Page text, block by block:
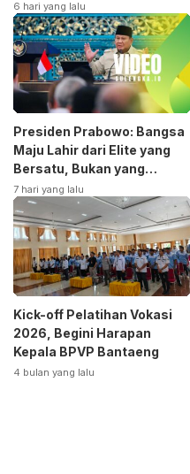
6 hari yang lalu
Presiden Prabowo: Bangsa
Maju Lahir dari Elite yang
Bersatu, Bukan yang
Terpecah
7 hari yang lalu
Kick-off Pelatihan Vokasi
2026, Begini Harapan
Kepala BPVP Bantaeng
4 bulan yang lalu